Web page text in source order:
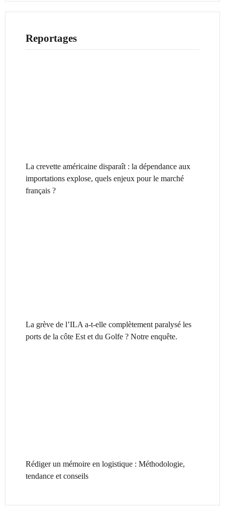
Reportages
La crevette américaine disparaît : la dépendance aux
importations explose, quels enjeux pour le marché
français ?
La grève de l’ILA a-t-elle complètement paralysé les
ports de la côte Est et du Golfe ? Notre enquête.
Rédiger un mémoire en logistique : Méthodologie,
tendance et conseils